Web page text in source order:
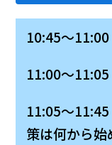
10:45～
11:00～
11:05～
策は何から